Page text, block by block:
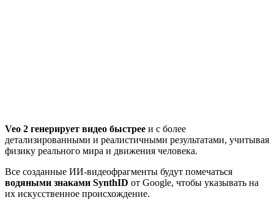
Veo 2 генерирует видео быстрее и с более
детализированными и реалистичными результатами, учитывая
физику реального мира и движения человека.
Все созданные ИИ-видеофрагменты будут помечаться
водяными знаками SynthID от Google, чтобы указывать на
их искусственное происхождение.